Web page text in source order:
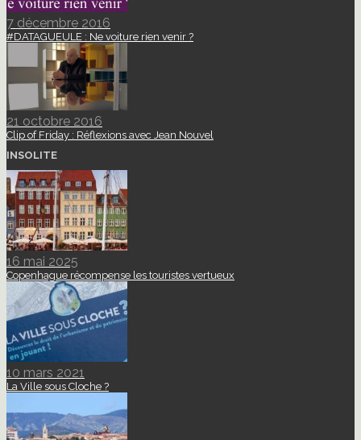
7 décembre 2016
#DATAGUEULE : Ne voiture rien venir ?
21 octobre 2016
Clip of Friday : Réflexions avec Jean Nouvel
INSOLITE
16 mai 2025
Copenhague récompense les touristes vertueux
10 mars 2021
La Ville sous Cloche ?